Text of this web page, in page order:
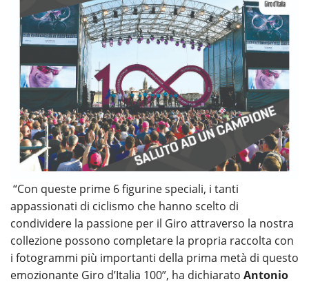
“Con queste prime 6 figurine speciali, i tanti
appassionati di ciclismo che hanno scelto di
condividere la passione per il Giro attraverso la nostra
collezione possono completare la propria raccolta con
i fotogrammi più importanti della prima metà di questo
emozionante Giro d’Italia 100”, ha dichiarato Antonio